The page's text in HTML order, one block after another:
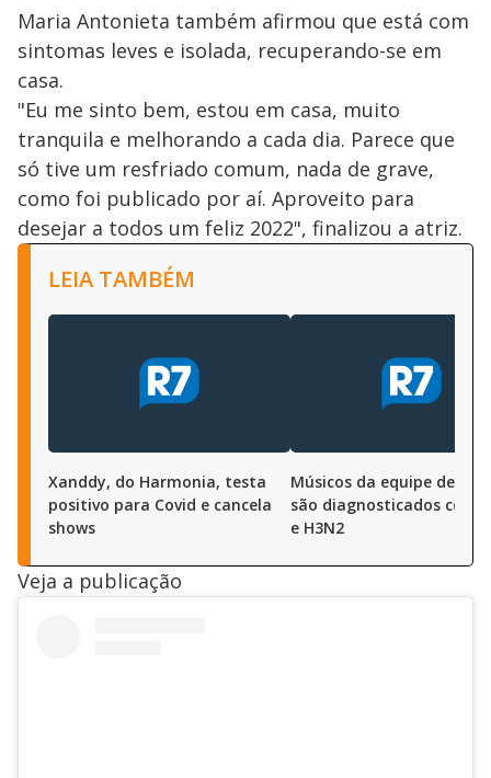
Maria Antonieta também afirmou que está com
sintomas leves e isolada, recuperando-se em
casa.
"Eu me sinto bem, estou em casa, muito
tranquila e melhorando a cada dia. Parece que
só tive um resfriado comum, nada de grave,
como foi publicado por aí. Aproveito para
desejar a todos um feliz 2022", finalizou a atriz.
LEIA TAMBÉM
Xanddy, do Harmonia, testa
positivo para Covid e cancela
shows
Músicos da equipe de Zé
são diagnosticados com
e H3N2
Veja a publicação